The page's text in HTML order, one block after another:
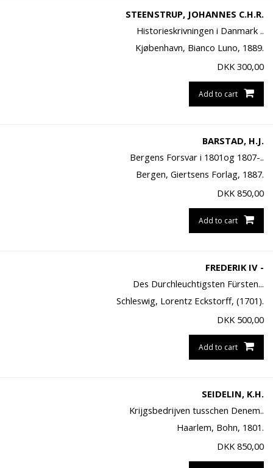
STEENSTRUP, JOHANNES C.H.R.
Historieskrivningen i Danmark ..
Kjøbenhavn, Bianco Luno, 1889.
DKK 300,00
Add to cart
BARSTAD, H.J.
Bergens Forsvar i 1801og 1807-..
Bergen, Giertsens Forlag, 1887.
DKK 850,00
Add to cart
FREDERIK IV -
Des Durchleuchtigsten Fürsten...
Schleswig, Lorentz Eckstorff, (1701).
DKK 500,00
Add to cart
SEIDELIN, K.H.
Krijgsbedrijven tusschen Denem..
Haarlem, Bohn, 1801.
DKK 850,00